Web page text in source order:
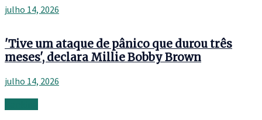
julho 14, 2026
'Tive um ataque de pânico que durou três
meses', declara Millie Bobby Brown
julho 14, 2026